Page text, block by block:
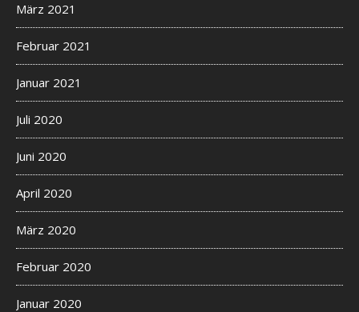
März 2021
Februar 2021
Januar 2021
Juli 2020
Juni 2020
April 2020
März 2020
Februar 2020
Januar 2020